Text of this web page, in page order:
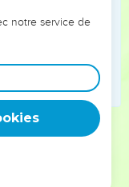
dans les
du royaume et
parmi le peuple.
lui amenait tous
de divers
des paralysés ;
de la Galilée, de la
notre service de